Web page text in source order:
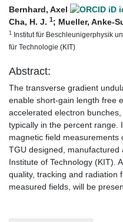
Bernhard, Axel
Cha, H. J. 1; Mueller, Anke-
1 Institut für Beschleunigerphysik
für Technologie (KIT)
Abstract:
The transverse gradient
enable short-gain length free
accelerated electron
typically in the percent range.
magnetic field
TGU designed,
Institute of Technology (KIT).
quality, tracking and radiation
measured fields, will be